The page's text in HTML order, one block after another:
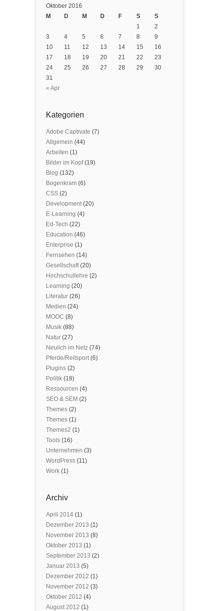
Oktober 2016
M
D M D F S S
« Apr
1
2
3
4 5 6 7 8
9
10
11 12 13 14 15
16
17
18 19 20 21 22
23
24
25 26 27 28 29
30
31
Kategorien
Adobe Captivate (7)
Allgemein (44)
Arbeiten (1)
Bilder im Kopf(19)
Blog (132)
Bogenkram (6)
CSS (2)
Development(20)
E-Learning (4)
Ed-Tech (22)
Education (46)
Enterprise (1)
Fernsehen (14)
Gesellschaft(20)
Hochschullehre (2)
Learning (20)
Literatur (26)
Medien (24)
MOOC (8)
Musik (88)
Natur (27)
Neulich im Netz (74)
Pferde/Reitsport(6)
Plugins (2)
Politik (18)
Ressourcen (4)
SEO & SEM (2)
Themes (2)
Themes (1)
Themes2 (1)
Tools (16)
Unternehmen (3)
WordPress (11)
Work (1)
Archiv
April 2014 (1)
Dezember 2013 (1)
November 2013 (8)
Oktober 2013 (1)
September 2013 (2)
Januar 2013 (5)
Dezember 2012 (1)
November 2012 (3)
Oktober 2012 (4)
August 2012 (1)